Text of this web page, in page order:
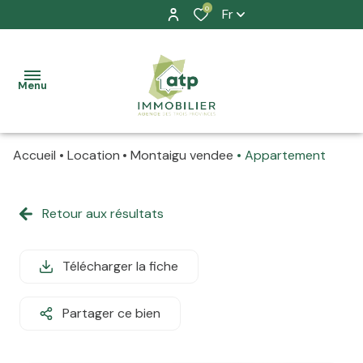
0 Fr
Menu
nos
à la
location
allure
La
Accueil Location Montaigu vendee Appartement
Retour aux résultats
Télécharger la fiche
Partager ce bien